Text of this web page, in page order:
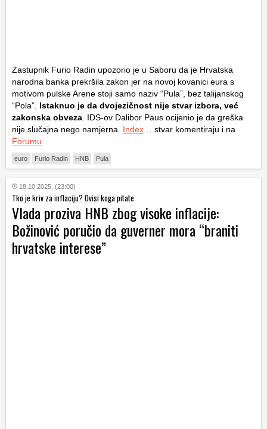
Zastupnik Furio Radin upozorio je u Saboru da je Hrvatska
narodna banka prekršila zakon jer na novoj kovanici eura s
motivom pulske Arene stoji samo naziv “Pula”, bez talijanskog
“Pola”. Istaknuo je da dvojezičnost nije stvar izbora, već
zakonska obveza. IDS-ov Dalibor Paus ocijenio je da greška
nije slučajna nego namjerna. Index… stvar komentiraju i na
Forumu
euro Furio Radin HNB Pula
18.10.2025. (23:00)
Tko je kriv za inflaciju? Ovisi koga pitate
Vlada proziva HNB zbog visoke inflacije:
Božinović poručio da guverner mora “braniti
hrvatske interese”